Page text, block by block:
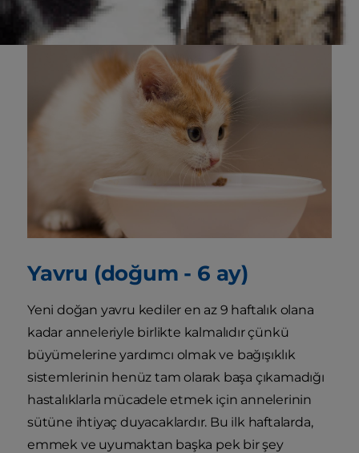
Yavru (doğum - 6 ay)
Yeni doğan yavru kediler en az 9 haftalık olana
kadar anneleriyle birlikte kalmalıdır çünkü
büyümelerine yardımcı olmak ve bağışıklık
sistemlerinin henüz tam olarak başa çıkamadığı
hastalıklarla mücadele etmek için annelerinin
sütüne ihtiyaç duyacaklardır. Bu ilk haftalarda,
emmek ve uyumaktan başka pek bir şey